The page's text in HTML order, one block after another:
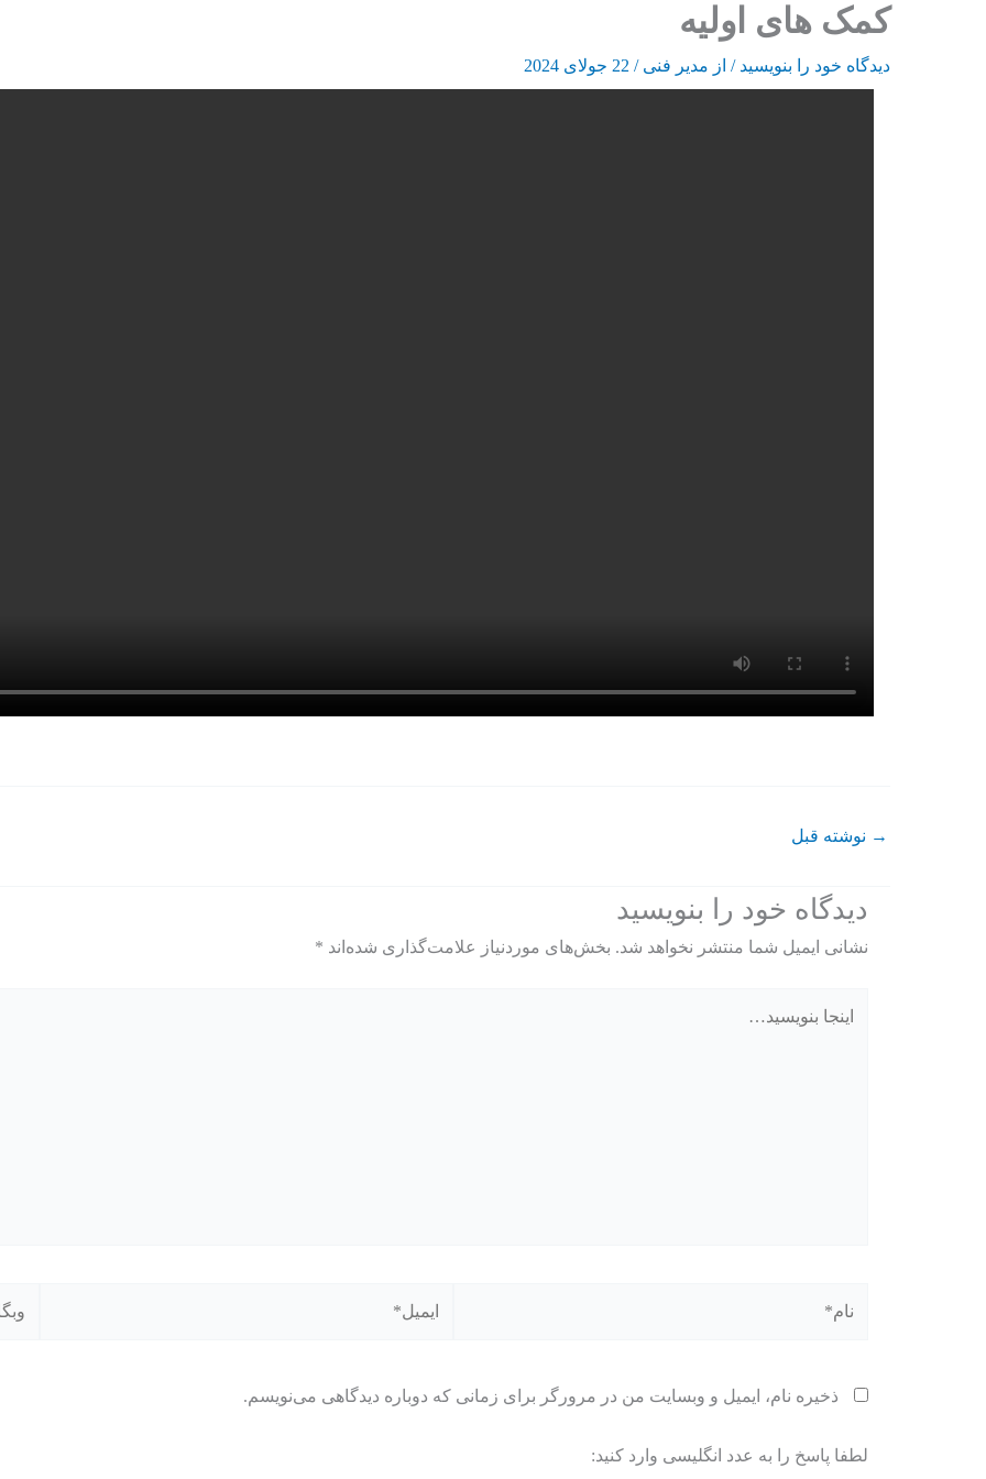
کمک های اولیه
دیدگاه‌ خود را بنویسید / از مدیر فنی/ 22 جولای 2024
→ نوشته قبل
دیدگاه‌ خود را بنویسید
نشانی ایمیل شما منتشر نخواهد شد. بخش‌های موردنیاز علامت‌گذاری شده‌اند *
بنویسید…
ذخیره نام، ایمیل و وبسایت من در مرورگر برای زمانی که دوباره دیدگاهی می‌نویسم.
لطفا پاسخ را به عدد انگلیسی وارد کنید: